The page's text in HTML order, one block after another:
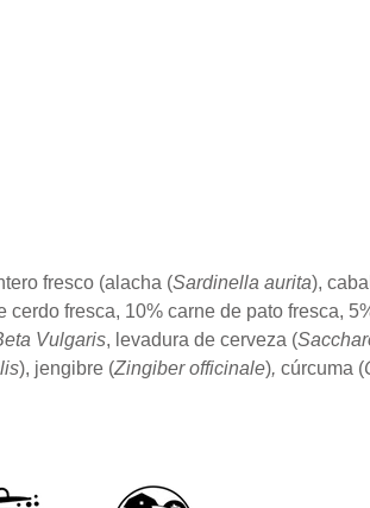
fresco (alacha (Sardinella aurita),
cerdo fresca, 10% carne de pato fresca,
Vulgaris, levadura de cerveza (
), jengibre (Zingiber officinale), cúrcuma (